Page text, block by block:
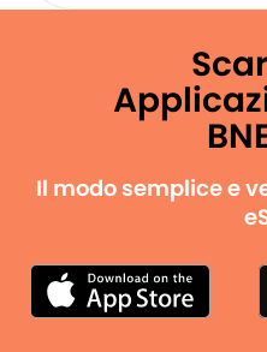
Il modo semplice e